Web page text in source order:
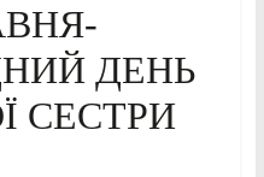
ДЕНЬ
СЕСТРИ